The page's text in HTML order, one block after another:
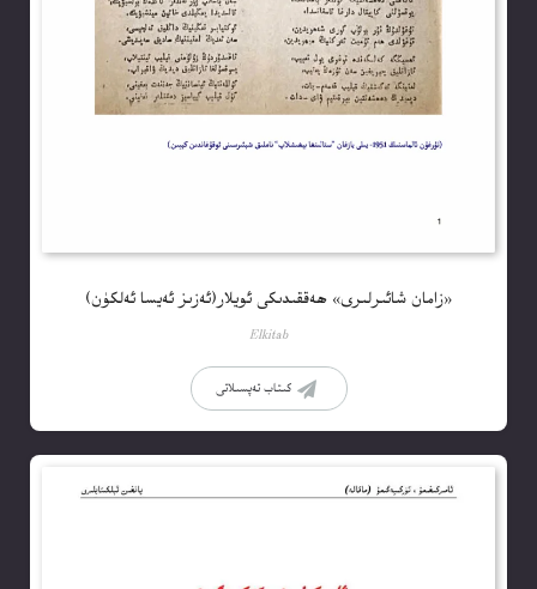
«زامان شائىرلىرى» ھەققىدىكى ئويلار(ئەزىز ئەيسا ئەلكۈن)
Elkitab
كىتاب تەپسىلاتى